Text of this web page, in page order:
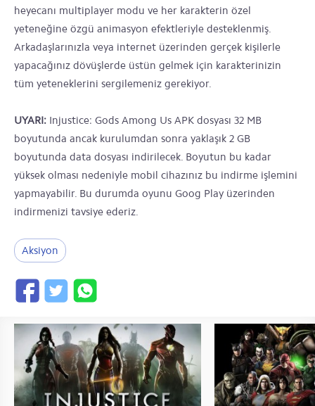
heyecanı multiplayer modu ve her karakterin özel
yeteneğine özgü animasyon efektleriyle desteklenmiş.
Arkadaşlarınızla veya internet üzerinden gerçek kişilerle
yapacağınız dövüşlerde üstün gelmek için karakterinizin
tüm yeteneklerini sergilemeniz gerekiyor.
UYARI: Injustice: Gods Among Us APK dosyası 32 MB
boyutunda ancak kurulumdan sonra yaklaşık 2 GB
boyutunda data dosyası indirilecek. Boyutun bu kadar
yüksek olması nedeniyle mobil cihazınız bu indirme işlemini
yapmayabilir. Bu durumda oyunu Goog Play üzerinden
indirmenizi tavsiye ederiz.
Aksiyon